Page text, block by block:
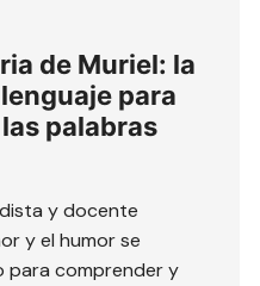
de Muriel: la
para
palabras
y docente
y el humor se
para comprender y